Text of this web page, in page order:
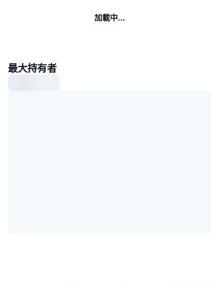
加載中...
最大持有者